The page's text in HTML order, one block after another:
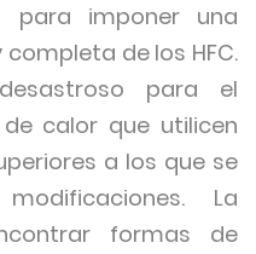
para imponer una
de los HFC.
para el
calor que utilicen
a los que se
La
formas de